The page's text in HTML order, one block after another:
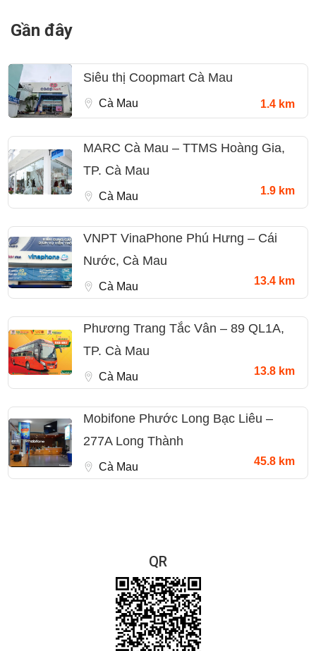
Gần đây
Siêu thị Coopmart Cà Mau
Cà Mau 1.4 km
MARC Cà Mau – TTMS Hoàng Gia,
TP. Cà Mau
Cà Mau 1.9 km
VNPT VinaPhone Phú Hưng – Cái
Nước, Cà Mau
Cà Mau 13.4 km
Phương Trang Tắc Vân – 89 QL1A,
TP. Cà Mau
Cà Mau 13.8 km
Mobifone Phước Long Bạc Liêu –
277A Long Thành
Cà Mau 45.8 km
QR